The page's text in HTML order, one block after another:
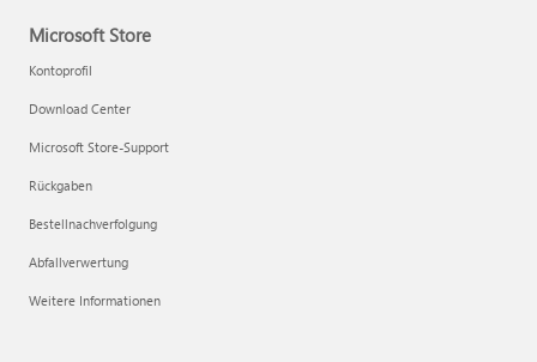
Microsoft Store
Kontoprofil
Download Center
Microsoft Store-Support
Rückgaben
Bestellnachverfolgung
Abfallverwertung
Weitere Informationen